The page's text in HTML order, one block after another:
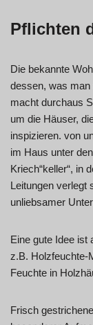
Pflichten
Die bekannte
dessen, was man
macht durchaus
um die Häuser,
inspizieren. von
im Haus unter
Kriech“keller“, in
Leitungen verlegt
unliebsamer
Eine gute Idee ist
z.B. Holzfeuchte-
Feuchte in
Frisch